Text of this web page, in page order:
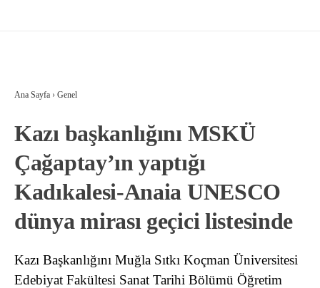
Ana Sayfa › Genel
Kazı başkanlığını MSKÜ
Çağaptay’ın yaptığı
Kadıkalesi-Anaia UNESCO
dünya mirası geçici listesinde
Kazı Başkanlığını Muğla Sıtkı Koçman Üniversitesi
Edebiyat Fakültesi Sanat Tarihi Bölümü Öğretim